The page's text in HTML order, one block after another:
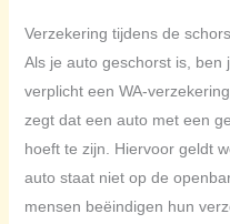
Verzekering tijdens de
Als je auto geschorst is, ben
verplicht een WA-
zegt dat een auto met een
hoeft te zijn. Hiervoor geldt
auto staat niet op de
mensen beëindigen hun